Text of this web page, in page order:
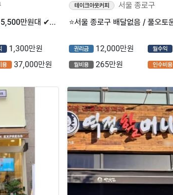
⭐종로구 투썸플레이스✔월매출5,500만원대 ✔월수익1,300만원대
1,300만원
용 37,000만원
테이크아웃커피
서울 종로구
권리금 12,000만원 월수익
월비용 265만원 인수비용